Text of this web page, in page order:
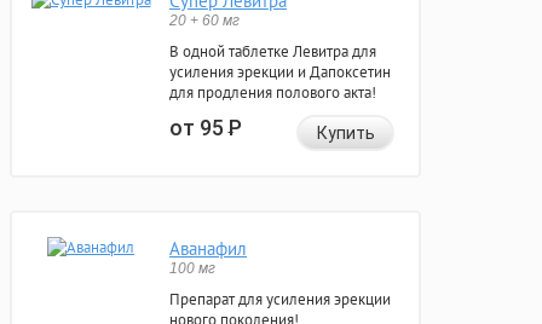
20 + 60 мг
В одной таблетке Левитра для
усиления эрекции и Дапоксетин
для продления полового акта!
от 95Р Купить
Аванафил
100 мг
Препарат для усиления эрекции